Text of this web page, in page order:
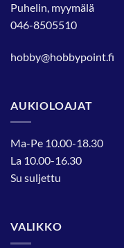
Puhelin, myymälä
046-8505510
hobby@hobbypoint.fi
AUKIOLOAJAT
Ma-Pe 10.00-18.30
La 10.00-16.30
Su suljettu
VALIKKO